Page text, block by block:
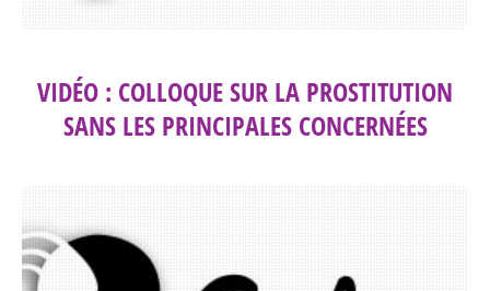
VIDÉO : COLLOQUE SUR LA PROSTITUTION
SANS LES PRINCIPALES CONCERNÉES